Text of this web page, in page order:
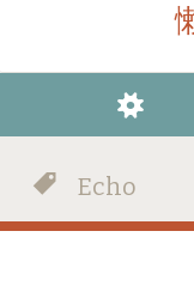
WIDGETS
SEARCH
Echo